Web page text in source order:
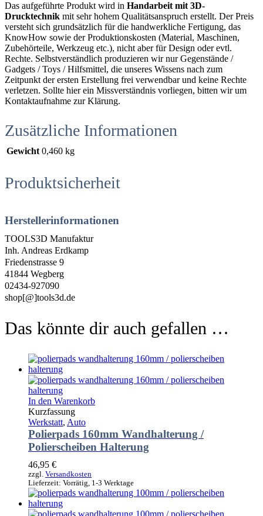
Das aufgeführte Produkt wird in Handarbeit mit 3D-
Drucktechnik mit sehr hohem Qualitätsanspruch erstellt. Der Preis
versteht sich grundsätzlich für die handwerkliche Fertigung, das
KnowHow sowie der Produktionskosten (Material, Maschinen,
Zubehörteile, Werkzeug etc.), nicht aber für Design oder evtl.
Rechte. Selbstverständlich produzieren wir nur Gegenstände /
Gadgets / Toys / Hilfsmittel, die unseres Wissens nach zum
Zeitpunkt der ersten Erstellung frei verwendbar und keine Rechte
verletzen. Sollte hier ein Missverständnis vorliegen, bitten wir um
Kontaktaufnahme zur Klärung.
Zusätzliche Informationen
Gewicht 0,460 kg
Produktsicherheit
Herstellerinformationen
TOOLS3D Manufaktur
Inh. Andreas Erdkamp
Friedenstrasse 9
41844 Wegberg
02434-927090
shop[@]tools3d.de
Das könnte dir auch gefallen …
In den Warenkorb
Kurzfassung
Werkstatt, Auto
Polierpads 160mm Wandhalterung /
Polierscheiben Halterung
46,95 €
zzgl. Versandkosten
Lieferzeit: Vorrätig, 1-3 Werktage